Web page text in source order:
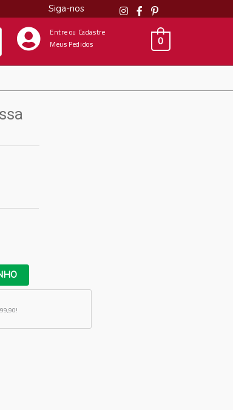
Siga-nos
Entre ou Cadastre
Meus Pedidos
0